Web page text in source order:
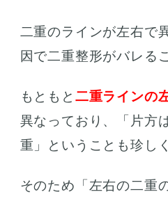
二重のラインが左右で
因で二重整形がバレる
もともと 二重ラインの
異なっており、「片方
重」ということも珍し
そのため「左右の二重